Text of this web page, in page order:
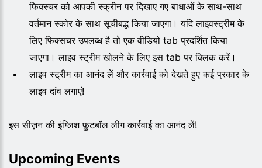
फिक्स्चर को आपकी स्क्रीन पर दिखाए गए बाधाओं के साथ-साथ
वर्तमान स्कोर के साथ सूचीबद्ध किया जाएगा। यदि लाइवस्ट्रीम के
लिए फिक्सचर उपलब्ध है तो एक वीडियो tab प्रदर्शित किया
जाएगा। लाइव स्ट्रीम खोलने के लिए इस tab पर क्लिक करें।
लाइव स्ट्रीम का आनंद लें और कार्रवाई को देखते हुए कई प्रकार के
लाइव दांव लगाएं!
इस सीज़न की इंग्लिश फ़ुटबॉल लीग कार्रवाई का आनंद लें!
Upcoming Events